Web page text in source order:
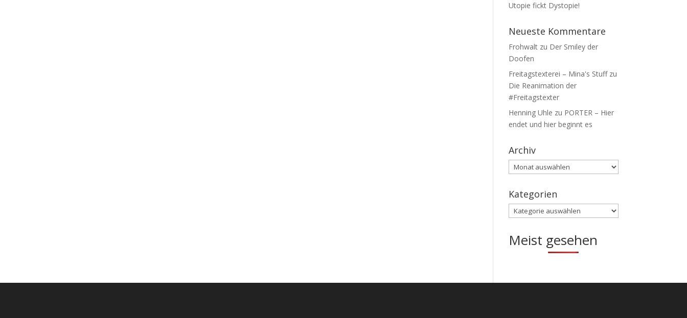
Utopie fickt Dystopie!
Neueste Kommentare
Frohwaltzu Der Smiley der
Doofen
Freitagstexterei – Mina's Stuffzu
Die Reanimation der
#Freitagstexter
Henning Uhle zu PORTER – Hier
endet und hier beginnt es
Archiv
Archiv
Kategorien
Kategorien
Meist gesehen